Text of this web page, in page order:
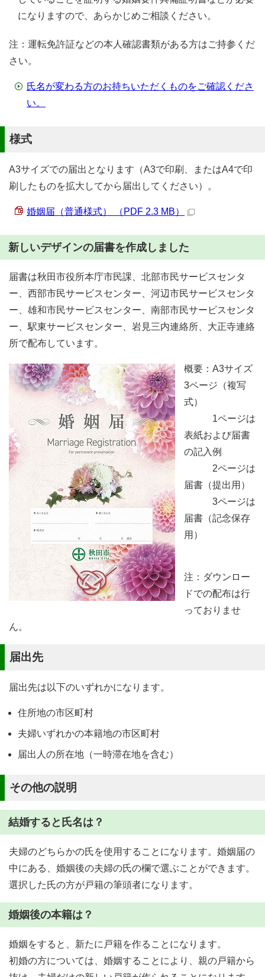
になりますので、あらかじめご相談ください。
注：運転免許証などの本人確認書類がある方はご持参くだ
さい。
氏名が変わる方のお持ちいただくものをご確認くださ
い。
様式
A3サイズでの届出となります（A3で印刷、またはA4で印
刷したものを拡大してから届出してください）。
婚姻届（普通様式） （PDF 2.3 MB）
新しいデザインの届書を作成しました
届書は秋田市役所本庁市民課、北部市民サービスセンタ
ー、西部市民サービスセンター、河辺市民サービスセンタ
ー、雄和市民サービスセンター、南部市民サービスセンタ
ー、駅東サービスセンター、岩見三内連絡所、大正寺連絡
所で配布しています。
概要：A3サイズ
3ページ（複写
式）
1ページは
表紙および届書
の記入例
2ページは
届書（提出用）
3ページは
届書（記念保存
用）
注：ダウンロー
ドでの配布は行
っておりませ
ん。
届出先
届出先は以下のいずれかになります。
住所地の市区町村
夫婦いずれかの本籍地の市区町村
届出人の所在地（一時滞在地を含む）
その他の説明
結婚すると氏名は？
夫婦のどちらかの氏を使用することになります。婚姻届の
中にある、婚姻後の夫婦の氏の欄で選ぶことができます。
選択した氏の方が戸籍の筆頭者になります。
婚姻後の本籍は？
婚姻をすると、新たに戸籍を作ることになります。
初婚の方については、婚姻することにより、親の戸籍から